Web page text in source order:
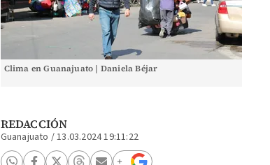
Clima en Guanajuato | Daniela Béjar
REDACCIÓN
Guanajuato /13.03.2024 19:11:22